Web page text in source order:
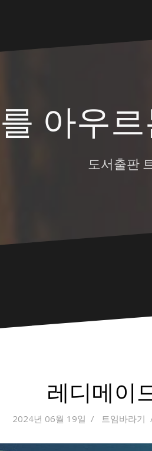
아우
도서출판
레디메이
2024년 06월 19일 트임바라기